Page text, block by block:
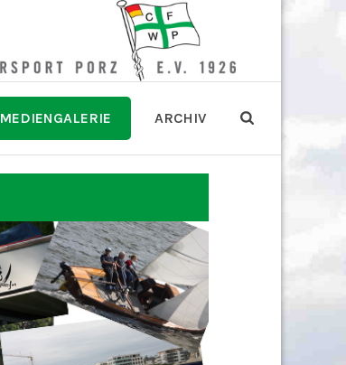
MEDIENGALERIE ARCHIV